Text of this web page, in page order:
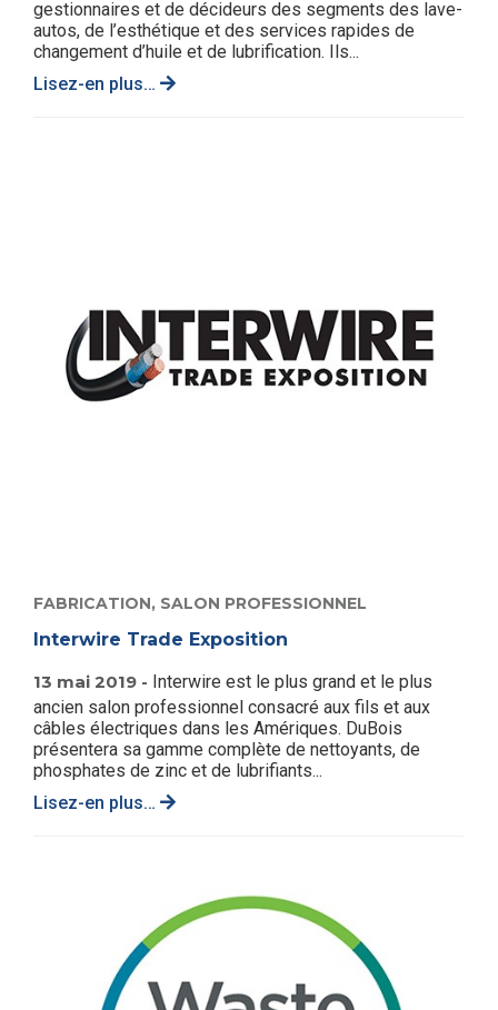
gestionnaires et de décideurs des segments des lave-
autos, de l’esthétique et des services rapides de
changement d’huile et de lubrification. Ils...
Lisez-en plus…
FABRICATION, SALON PROFESSIONNEL
Interwire Trade Exposition
13 mai 2019 - Interwire est le plus grand et le plus
ancien salon professionnel consacré aux fils et aux
câbles électriques dans les Amériques. DuBois
présentera sa gamme complète de nettoyants, de
phosphates de zinc et de lubrifiants...
Lisez-en plus…